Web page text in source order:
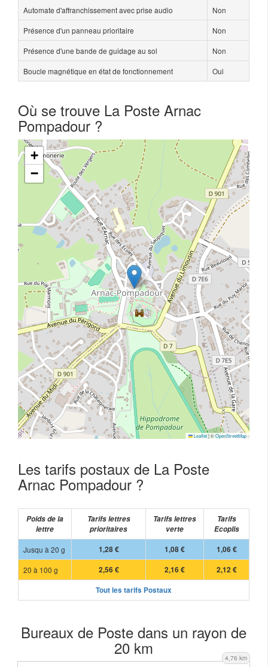
Automate d'affranchissement avec prise audio
Non
Présence d'un panneau prioritaire
Non
Présence d'une bande de guidage au sol
Non
Boucle magnétique en état de fonctionnement
Oui
Où se trouve La Poste Arnac
Pompadour ?
+
−
Leaflet|©OpenStreetMap
Les tarifs postaux de La Poste
Arnac Pompadour ?
Poids de la
lettre
Tarifs lettres
prioritaires
Tarifs lettres
verte
Tarifs
Ecoplis
Jusqu à 20 g
1,28 € 1,08 €
1,06 €
20 à 100 g
2,56 € 2,16 €
2,12 €
Tout les tarifs Postaux
Bureaux de Poste dans un rayon de
20 km 4,76 km